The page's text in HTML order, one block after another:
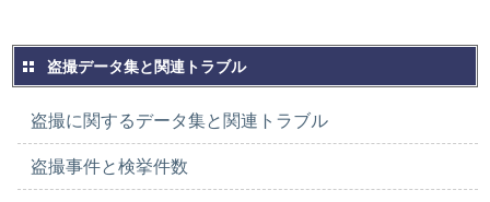
盗撮データ集と関連トラブル
盗撮に関するデータ集と関連トラブル
盗撮事件と検挙件数